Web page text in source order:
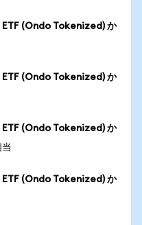
(Ondo Tokenized) か
(Ondo Tokenized) か
(Ondo Tokenized) か
(Ondo Tokenized) か